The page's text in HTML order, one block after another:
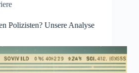
Polizisten? Unsere Analyse